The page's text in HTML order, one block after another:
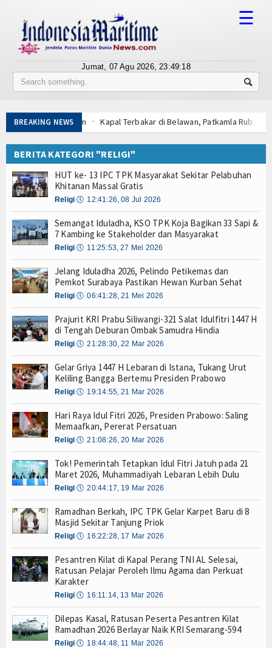
Tentang Kami
Berita
Bisnis
BUMN
Edukasi
Ekspose
Hankam
Hukum
Internasional
Kelautan dan Perikanan
Kesehatan
Khazanah
Maritim
News
Olahraga
Perhubungan
Opini
☰
Jumat, 07 Agu 2026,23:49:18
BREAKING NEWS
Kapal Terbakar di Belawan, Patkamla Rubiah
Dorong Transparansi dan Kelancaran Logistik,
Tarif Tuna Cakalang 0% ke Jepang, KKP Jaga
Aksi Kolaborasi Lindungi Mangrove dan
PWI Pusat-AFPI Gelar Workshop Jurnalistik
Indonesia-Tailan Perkuat Kemitraan Strategis,
Menaker: Penting, Penguatan Kompetensi
Kapal Terbakar di Belawan, Patkamla Rubiah
Tingkatkan Perlindungan Pekerja, Menaker:
Dorong Transparansi dan Kelancaran Logistik,
Tarif Tuna Cakalang 0% ke Jepang, KKP Jaga
Aksi Kolaborasi Lindungi Mangrove dan
PWI Pusat-AFPI Gelar Workshop Jurnalistik
Indonesia-Tailan Perkuat Kemitraan Strategis,
Menaker: Penting, Penguatan Kompetensi
Kapal Terbakar di Belawan, Patkamla Rubiah
Tingkatkan Perlindungan Pekerja, Menaker:
Dorong Transparansi dan Kelancaran Logistik,
Tarif Tuna Cakalang 0% ke Jepang, KKP Jaga
Aksi Kolaborasi Lindungi Mangrove dan
PWI Pusat-AFPI Gelar Workshop Jurnalistik
Indonesia-Tailan Perkuat Kemitraan Strategis,
Menaker: Penting, Penguatan Kompetensi
BERITA KATEGORI "RELIGI"
HUT ke- 13 IPC TPK Masyarakat Sekitar Pelabuhan
Khitanan Massal Gratis
Religi 🕔 12:41:26, 08 Jul 2026
Semangat Iduladha, KSO TPK Koja Bagikan 33 Sapi &
7 Kambing ke Stakeholder dan Masyarakat
Religi 🕔 11:25:53, 27 Mei 2026
Jelang Iduladha 2026, Pelindo Petikemas dan
Pemkot Surabaya Pastikan Hewan Kurban Sehat
Religi 🕔 06:41:28, 21 Mei 2026
Prajurit KRI Prabu Siliwangi-321 Salat Idulfitri 1447 H
di Tengah Deburan Ombak Samudra Hindia
Religi 🕔 21:28:30, 22 Mar 2026
Gelar Griya 1447 H Lebaran di Istana, Tukang Urut
Keliling Bangga Bertemu Presiden Prabowo
Religi 🕔 19:14:55, 21 Mar 2026
Hari Raya Idul Fitri 2026, Presiden Prabowo: Saling
Memaafkan, Pererat Persatuan
Religi 🕔 21:08:26, 20 Mar 2026
Tok! Pemerintah Tetapkan Idul Fitri Jatuh pada 21
Maret 2026, Muhammadiyah Lebaran Lebih Dulu
Religi 🕔 20:44:17, 19 Mar 2026
Ramadhan Berkah, IPC TPK Gelar Karpet Baru di 8
Masjid Sekitar Tanjung Priok
Religi 🕔 16:22:28, 17 Mar 2026
Pesantren Kilat di Kapal Perang TNI AL Selesai,
Ratusan Pelajar Peroleh Ilmu Agama dan Perkuat
Karakter
Religi 🕔 16:11:14, 13 Mar 2026
Dilepas Kasal, Ratusan Peserta Pesantren Kilat
Ramadhan 2026 Berlayar Naik KRI Semarang-594
Religi 🕔 18:44:48, 11 Mar 2026